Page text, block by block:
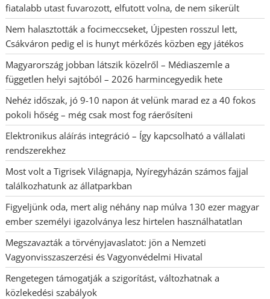
fiatalabb utast fuvarozott, elfutott volna, de nem sikerült
Nem halasztották a focimeccseket, Újpesten rosszul lett,
Csákváron pedig el is hunyt mérkőzés közben egy játékos
Magyarország jobban látszik közelről – Médiaszemle a
független helyi sajtóból – 2026 harmincegyedik hete
Nehéz időszak, jó 9-10 napon át velünk marad ez a 40 fokos
pokoli hőség – még csak most fog ráerősíteni
Elektronikus aláírás integráció – Így kapcsolható a vállalati
rendszerekhez
Most volt a Tigrisek Világnapja, Nyíregyházán számos fajjal
találkozhatunk az állatparkban
Figyeljünk oda, mert alig néhány nap múlva 130 ezer magyar
ember személyi igazolványa lesz hirtelen használhatatlan
Megszavazták a törvényjavaslatot: jön a Nemzeti
Vagyonvisszaszerzési és Vagyonvédelmi Hivatal
Rengetegen támogatják a szigorítást, változhatnak a
közlekedési szabályok